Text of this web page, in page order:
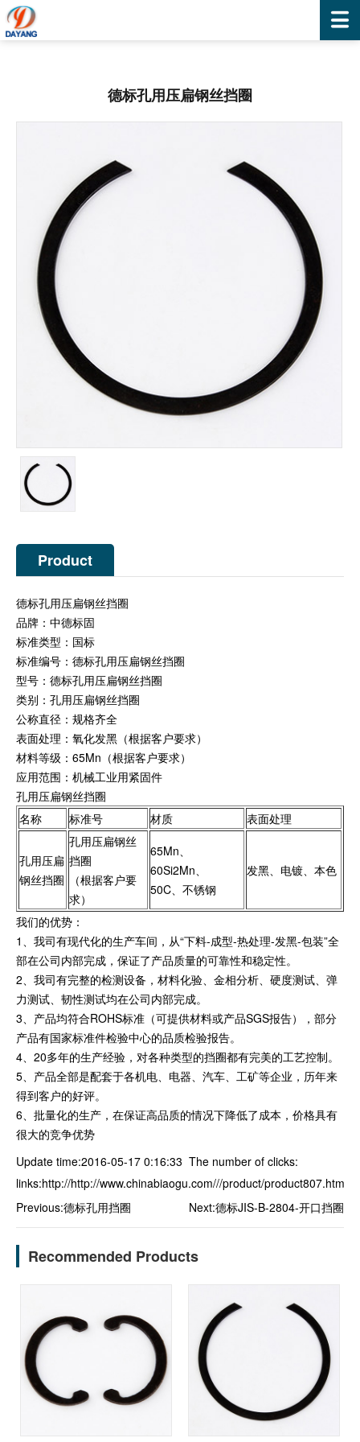
德标孔用压扁钢丝挡圈
Product
德标孔用压扁钢丝挡圈
品牌：中德标固
标准类型：国标
标准编号：德标孔用压扁钢丝挡圈
型号：德标孔用压扁钢丝挡圈
类别：孔用压扁钢丝挡圈
公称直径：规格齐全
表面处理：氧化发黑（根据客户要求）
材料等级：65Mn（根据客户要求）
应用范围：机械工业用紧固件
孔用压扁钢丝挡圈
名称
标准号 材质 表面处理
孔用压扁
钢丝挡圈
孔用压扁钢丝
挡圈
（根据客户要
求）
65Mn、
60Si2Mn、
50C、不锈钢
发黑、电镀、本色
我们的优势：
1、我司有现代化的生产车间，从“下料-成型-热处理-发黑-包装”全
部在公司内部完成，保证了产品质量的可靠性和稳定性。
2、我司有完整的检测设备，材料化验、金相分析、硬度测试、弹
力测试、韧性测试均在公司内部完成。
3、产品均符合ROHS标准（可提供材料或产品SGS报告），部分
产品有国家标准件检验中心的品质检验报告。
4、20多年的生产经验，对各种类型的挡圈都有完美的工艺控制。
5、产品全部是配套于各机电、电器、汽车、工矿等企业，历年来
得到客户的好评。
6、批量化的生产，在保证高品质的情况下降低了成本，价格具有
很大的竞争优势
Update time:2016-05-17 0:16:33 The number of clicks:
links:http://http://www.chinabiaogu.com///product/product807.html
Previous:德标孔用挡圈 Next:德标JIS-B-2804-开口挡圈
Recommended Products